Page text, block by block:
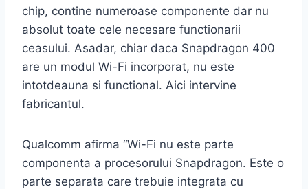
chip, contine numeroase componente dar nu
absolut toate cele necesare functionarii
ceasului. Asadar, chiar daca Snapdragon 400
are un modul Wi-Fi incorporat, nu este
intotdeauna si functional. Aici intervine
fabricantul.
Qualcomm afirma “Wi-Fi nu este parte
componenta a procesorului Snapdragon. Este o
parte separata care trebuie integrata cu